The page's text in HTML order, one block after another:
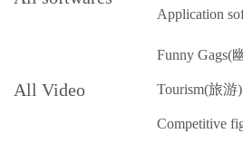
Application
All Video
Funny Gags(
Tourism(旅游)
Competitive